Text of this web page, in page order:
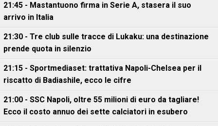
21:45 - Mastantuono firma in Serie A, stasera il suo
arrivo in Italia
21:30 - Tre club sulle tracce di Lukaku: una destinazione
prende quota in silenzio
21:15 - Sportmediaset: trattativa Napoli-Chelsea per il
riscatto di Badiashile, ecco le cifre
21:00 - SSC Napoli, oltre 55 milioni di euro da tagliare!
Ecco il costo annuo dei sette calciatori in esubero